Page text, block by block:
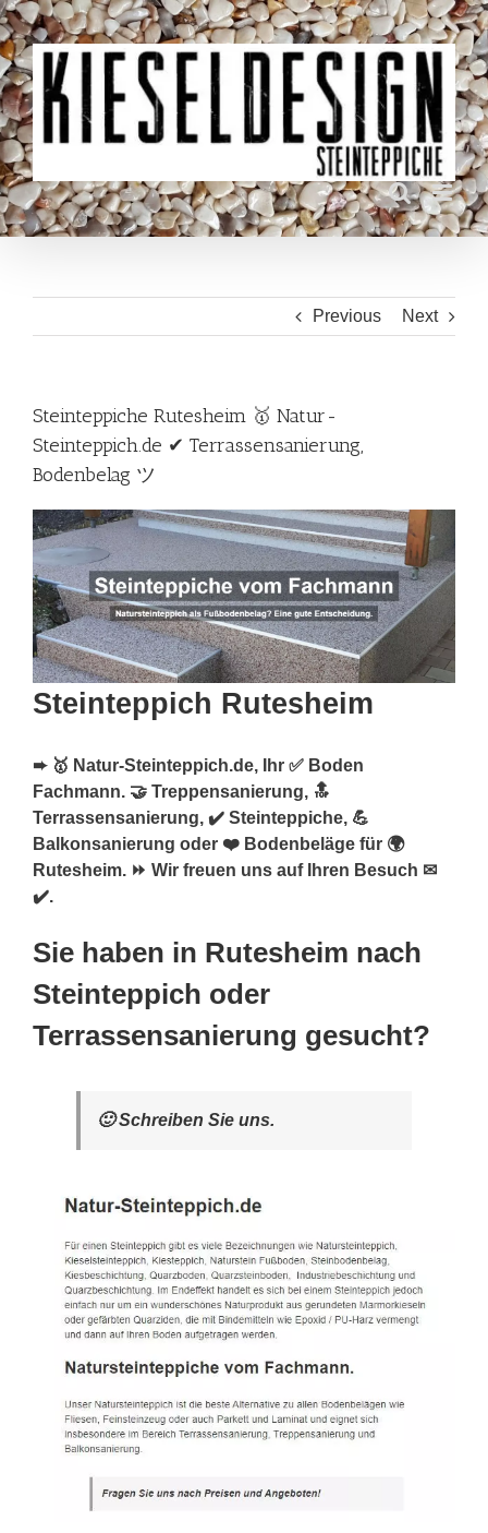
Skip
to
content
Previous Next
Steinteppiche Rutesheim 🥇 Natur-
Steinteppich.de ✔ Terrassensanierung,
Bodenbelag ツ
Steinteppich Rutesheim
➨ 🥇 Natur-Steinteppich.de, Ihr ✅ Boden
Fachmann. 🤝 Treppensanierung, 🔝
Terrassensanierung, ✔️ Steinteppiche, 💪
Balkonsanierung oder ❤️ Bodenbeläge für 🌍
Rutesheim. ⏩ Wir freuen uns auf Ihren Besuch ✉
✔️.
Sie haben in Rutesheim nach
Steinteppich oder
Terrassensanierung gesucht?
🙂 Schreiben Sie uns.